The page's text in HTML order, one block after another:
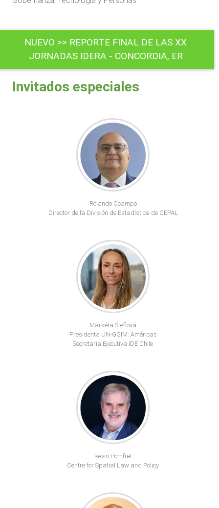
NUEVO >> REPORTE FINAL DE LAS XX
JORNADAS IDERA - CONCORDIA, ER
Invitados especiales
Rolando Ocampo
Director de la División de Estadística de CEPAL
Markéta Šteflová
Presidenta UN-GGIM: Américas
Secretaria Ejecutiva IDE Chile
Kevin Pomfret
Centre for Spatial Law and Policy